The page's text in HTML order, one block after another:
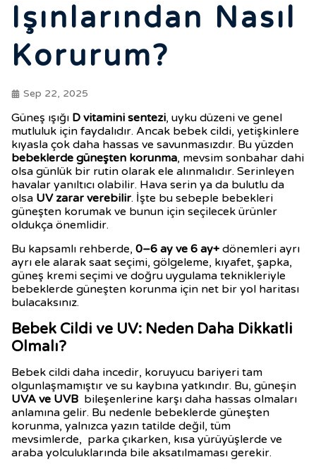
Işınlarından Nasıl
Korurum?
Sep 22, 2025
Güneş ışığı D vitamini sentezi, uyku düzeni ve genel
mutluluk için faydalıdır. Ancak bebek cildi, yetişkinlere
kıyasla çok daha hassas ve savunmasızdır. Bu yüzden
bebeklerde güneşten korunma, mevsim sonbahar dahi
olsa günlük bir rutin olarak ele alınmalıdır. Serinleyen
havalar yanıltıcı olabilir. Hava serin ya da bulutlu da
olsa UV zarar verebilir. İşte bu sebeple bebekleri
güneşten korumak ve bunun için seçilecek ürünler
oldukça önemlidir.
Bu kapsamlı rehberde, 0–6 ay ve 6 ay+ dönemleri ayrı
ayrı ele alarak saat seçimi, gölgeleme, kıyafet, şapka,
güneş kremi seçimi ve doğru uygulama teknikleriyle
bebeklerde güneşten korunma için net bir yol haritası
bulacaksınız.
Bebek Cildi ve UV: Neden Daha Dikkatli
Olmalı?
Bebek cildi daha incedir, koruyucu bariyeri tam
olgunlaşmamıştır ve su kaybına yatkındır. Bu, güneşin
UVA ve UVB bileşenlerine karşı daha hassas olmaları
anlamına gelir. Bu nedenle bebeklerde güneşten
korunma, yalnızca yazın tatilde değil, tüm
mevsimlerde, parka çıkarken, kısa yürüyüşlerde ve
araba yolculuklarında bile aksatılmaması gerekir.